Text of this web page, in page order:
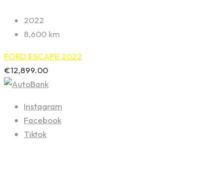
2022
8,600 km
FORD ESCAPE 2022
€12,899.00
Instagram
Facebook
Tiktok